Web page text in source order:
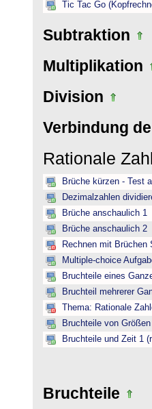
Tic Tac Go
Subtraktion
Multiplikation
Division
Verbindung
Rationale
Brüche kürzen - Test
Dezimalzahlen
Brüche anschaulich 1
Brüche anschaulich 2
Rechnen mit
Multiple-choice
Bruchteile eines
Bruchteil mehrerer
Thema: Rationale
Bruchteile von
Bruchteile und Zeit 1
Bruchteile